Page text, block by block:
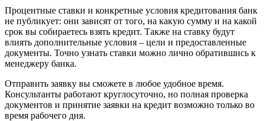
Процентные ставки и конкретные условия кредитования банк
не публикует: они зависят от того, на какую сумму и на какой
срок вы собираетесь взять кредит. Также на ставку будут
влиять дополнительные условия – цели и предоставленные
документы. Точно узнать ставки можно лично обратившись к
менеджеру банка.
Отправить заявку вы сможете в любое удобное время.
Консультанты работают круглосуточно, но полная проверка
документов и принятие заявки на кредит возможно только во
время рабочего дня.